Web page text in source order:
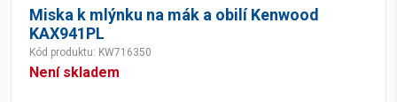
Miska k mlýnku na mák a obilí Kenwood
KAX941PL
Kód produktu: KW716350
Není skladem